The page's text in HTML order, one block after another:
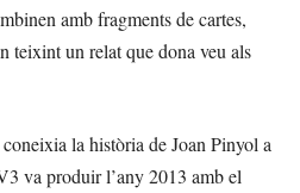
amb fragments de cartes,
teixint un relat que dona veu als
la història de Joan Pinyol a
va produir l’any 2013 amb el